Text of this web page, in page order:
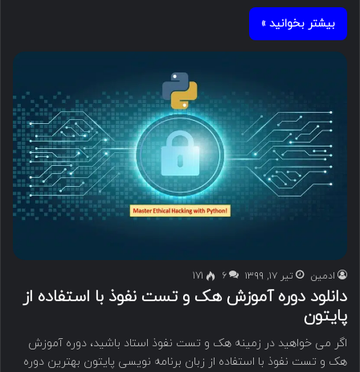
بیشتر بخوانید »
ادمین تیر ۱۷, ۱۳۹۹ ۶ 171
دانلود دوره آموزش هک و تست نفوذ با استفاده از
پایتون
اگر می خواهید در زمینه هک و تست نفوذ استاد باشید، دوره آموزش
هک و تست نفوذ با استفاده از زبان برنامه نویسی پایتون بهترین دوره